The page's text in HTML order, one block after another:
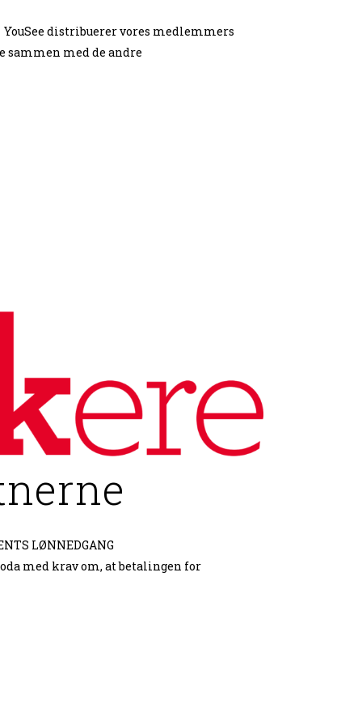
distribuerer vores medlemmers
sammen med de andre
LØNNEDGANG
med krav om, at betalingen for